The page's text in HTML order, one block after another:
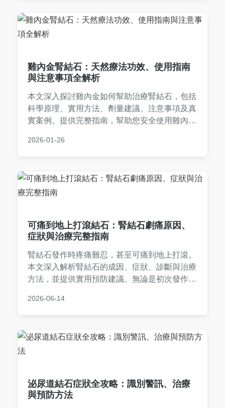
雞內金腎結石：天然療法功效、使用指南
與注意事項全解析
本文深入探討雞內金如何幫助治療腎結石，包括
科學原理、實用方法、劑量建議、注意事項及真
實案例。提供完整指南，幫助您安全使用雞內金
石自然療法的讀者參考。
2026-01-26
可痛到地上打滾結石：腎結石劇痛原因、
症狀與治療完整指南
腎結石發作時疼痛難忍，甚至可痛到地上打滾。
本文深入解析腎結石的成因、症狀、診斷與治療
方法，並提供實用預防建議。無論是初次發作或
石問題。
2026-06-14
泌尿道結石症狀全攻略：識別警訊、治療
與預防方法